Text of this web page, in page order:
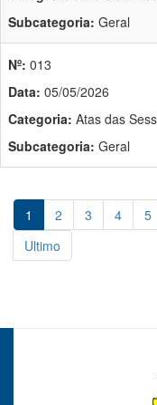
Subcategoria: Geral
Nº: 013
Data: 05/05/2026
Categoria: Atas das
Subcategoria: Geral
1 2 3 4 5
Ultimo